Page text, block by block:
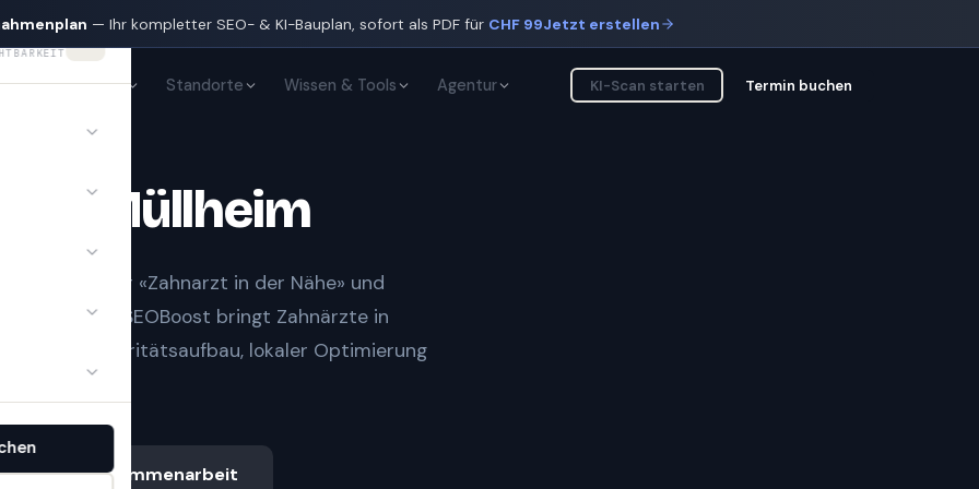
— Ihr kompletter SEO- & KI-Bauplan, sofort als PDF für CHF 99Jetzt erstellen
KI-Sichtbarkeit Standorte Wissen & Tools Agentur KI-Scan starten Termin buchen
inMüllheim
Notfall» oder «Zahnarzt in der Nähe» und
Treffern.
SEOBoost bringt Zahnärzte in
Autoritätsaufbau, lokaler Optimierung
Ablauf & Zusammenarbeit